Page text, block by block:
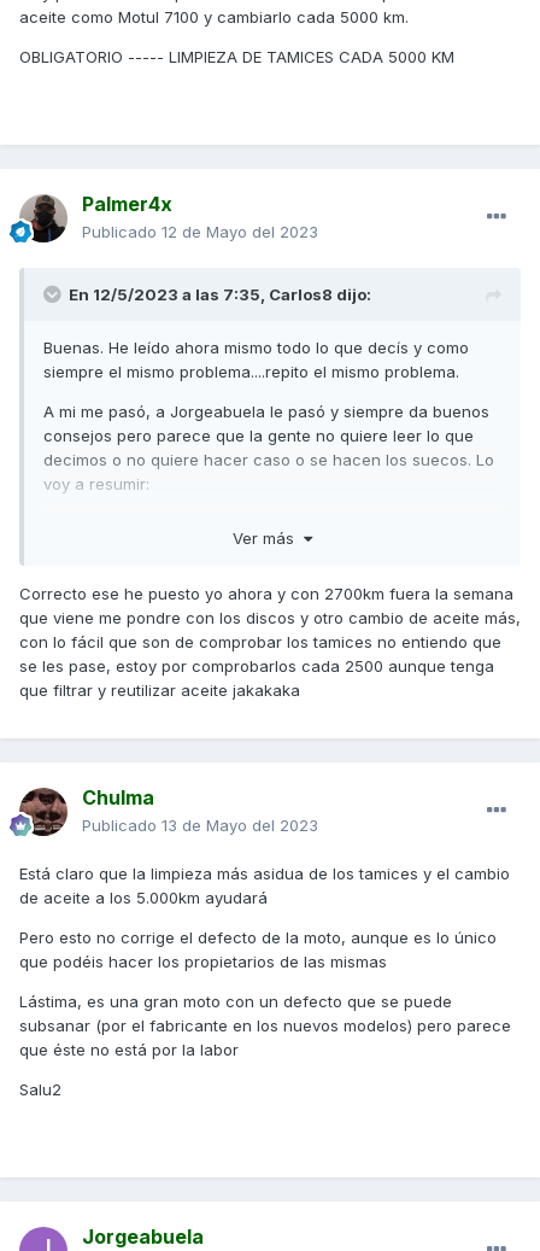
aceite como Motul 7100 y cambiarlo cada 5000 km.
OBLIGATORIO ----- LIMPIEZA DE TAMICES CADA 5000 KM
Palmer4x
Publicado 12 de Mayo del 2023
En 12/5/2023 a las 7:35, Carlos8 dijo:
Buenas. He leído ahora mismo todo lo que decís y como
siempre el mismo problema....repito el mismo problema.
A mi me pasó, a Jorgeabuela le pasó y siempre da buenos
consejos pero parece que la gente no quiere leer lo que
decimos o no quiere hacer caso o se hacen los suecos. Lo
voy a resumir:
LOS RESTOS DE FERODO TAPONAN LOS TAMICES Y LA
Problema ya consolidado de esta moto que no ha
solucionado Kymco pero culpables son los talleres que no
saben que esos tamices hay que limpiarlos. Por tanto nos
toca a nosotros estar muy pendientes de que no suceda.
Ver más
Correcto ese he puesto yo ahora y con 2700km fuera la semana
que viene me pondre con los discos y otro cambio de aceite más,
con lo fácil que son de comprobar los tamices no entiendo que
se les pase, estoy por comprobarlos cada 2500 aunque tenga
que filtrar y reutilizar aceite jakakaka
Chulma
Publicado 13 de Mayo del 2023
Está claro que la limpieza más asidua de los tamices y el cambio
de aceite a los 5.000km ayudará
Pero esto no corrige el defecto de la moto, aunque es lo único
que podéis hacer los propietarios de las mismas
Lástima, es una gran moto con un defecto que se puede
subsanar (por el fabricante en los nuevos modelos) pero parece
que éste no está por la labor
Salu2
Jorgeabuela